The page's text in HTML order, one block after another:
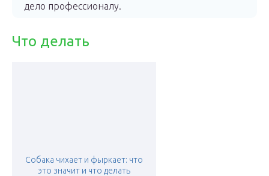
дело профессионалу.
Что делать
Собака чихает и фыркает: что
это значит и что делать